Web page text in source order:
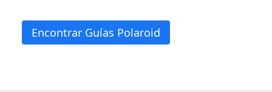
Encontrar Guías Polaroid